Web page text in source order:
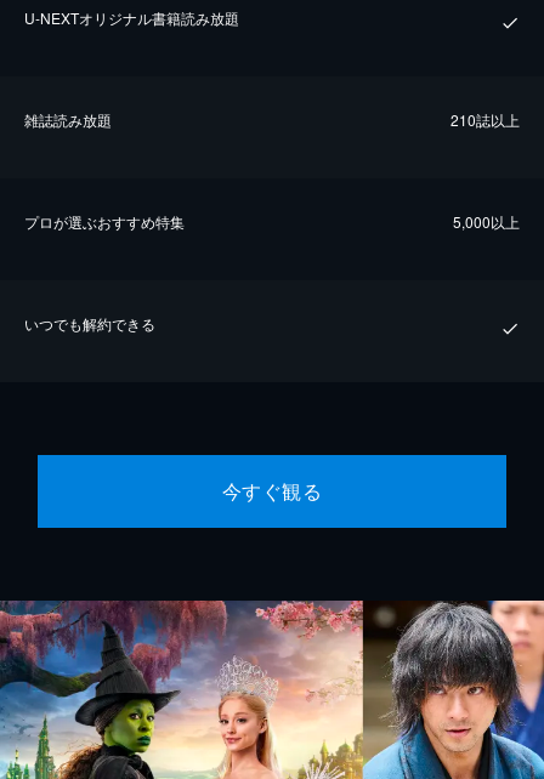
U-NEXTオリジナル書籍読み放題
雑誌読み放題 210誌以上
プロが選ぶおすすめ特集 5,000以上
いつでも解約できる
今すぐ観る